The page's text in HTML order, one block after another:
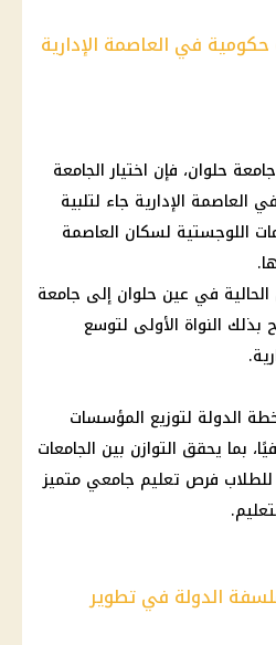
في العاصمة الإدارية
حلوان، فإن اختيار الجامعة
الإدارية جاء لتلبية
اللوجستية لسكان العاصمة
في عين حلوان إلى جامعة
بذلك النواة الأولى لتوسع
الدولة لتوزيع المؤسسات
بما يحقق التوازن بين الجامعات
فرص تعليم جامعي متميز
الدولة في تطوير